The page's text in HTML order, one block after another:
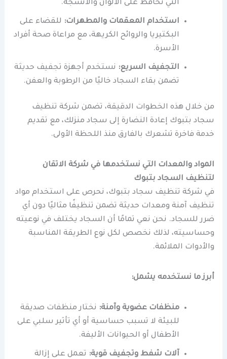
التي تحافظ على الألوان والأنسجة.
استخدام المعقمات والمطهرات: للقضاء على
البكتيريا والروائح الكريهة، مع مراعاة صحة أفراد
الأسرة.
التجفيف السريع: نستخدم أجهزة تجفيف حديثة
تضمن بقاء السجاد خاليًا من الرطوبة والعفن.
من خلال هذه الخطوات الدقيقة، تضمن شركة تنظيف
سجاد بتبوك إعادة النضارة إلى سجاد منزلك، مع تقديم
خدمة فاخرة تشعرك بالفارق منذ اللحظة الأولى.
المواد والمعدات التي نستخدمها في شركة الاتقان
لتنظيف السجاد بتبوك
في شركة تنظيف سجاد بتبوك، نحرص على استخدام مواد
تنظيف آمنة ومعدات حديثة تضمن تنظيفًا مثاليًا دون أي
ضرر للسجاد. نحن نعي تمامًا أن السجاد يختلف في نوعيته
وحساسيته، لذلك نخصص لكل نوع الطريقة المناسبة
والأدوات الملائمة.
أبرز ما نستخدمه يشمل:
منظفات عضوية وآمنة: نختار منظفات صديقة
للبيئة لا تسبب حساسية أو أي تأثير سلبي على
الأطفال أو الحيوانات الأليفة.
آلات شفط وتجفيف قوية: تعمل على إزالة